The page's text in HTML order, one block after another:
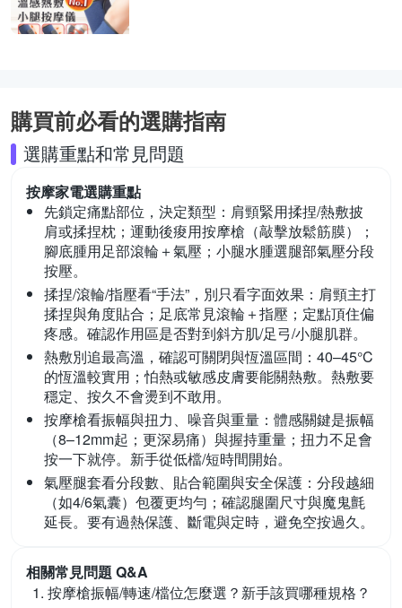
購買前必看的選購指南
選購重點和常見問題
按摩家電選購重點
先鎖定痛點部位，決定類型： 肩頸緊用揉捏/熱敷披
肩或揉捏枕；運動後痠用按摩槍（敲擊放鬆筋膜）；
腳底腫用足部滾輪＋氣壓；小腿水腫選腿部氣壓分段
按壓。
揉捏/滾輪/指壓看“手法”，別只看字面效果： 肩頸主打
揉捏與角度貼合；足底常見滾輪＋指壓；定點頂住偏
疼感。確認作用區是否對到斜方肌/足弓/小腿肌群。
熱敷別追最高溫，確認可關閉與恆溫區間： 40–45°C
的恆溫較實用；怕熱或敏感皮膚要能關熱敷。熱敷要
穩定、按久不會燙到不敢用。
按摩槍看振幅與扭力、噪音與重量： 體感關鍵是振幅
（8–12mm起；更深易痛）與握持重量；扭力不足會
按一下就停。新手從低檔/短時間開始。
氣壓腿套看分段數、貼合範圍與安全保護： 分段越細
（如4/6氣囊）包覆更均勻；確認腿圍尺寸與魔鬼氈
延長。要有過熱保護、斷電與定時，避免空按過久。
相關常見問題 Q&A
按摩槍振幅/轉速/檔位怎麼選？新手該買哪種規格？